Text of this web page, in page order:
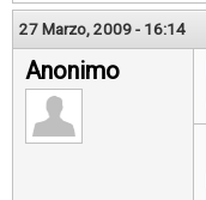
27 Marzo, 2009 - 16:14
Anonimo